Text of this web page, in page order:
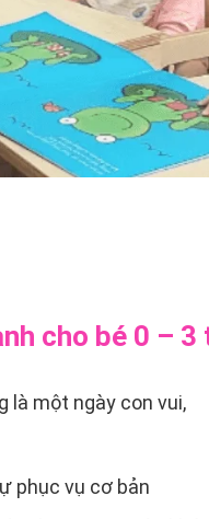
cho bé 0 – 3
là một ngày con vui,
phục vụ cơ bản